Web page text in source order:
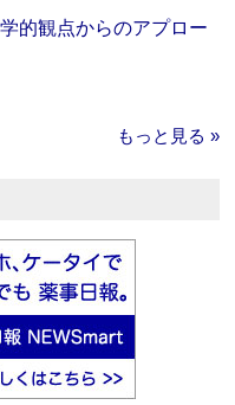
的観点からのアプロー
もっと見る »